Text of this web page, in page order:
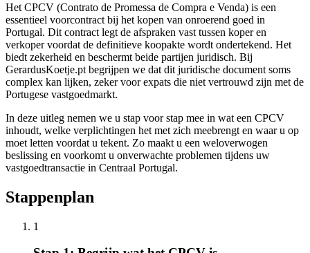
Het CPCV (Contrato de Promessa de Compra e Venda) is een
essentieel voorcontract bij het kopen van onroerend goed in
Portugal. Dit contract legt de afspraken vast tussen koper en
verkoper voordat de definitieve koopakte wordt ondertekend. Het
biedt zekerheid en beschermt beide partijen juridisch. Bij
GerardusKoetje.pt begrijpen we dat dit juridische document soms
complex kan lijken, zeker voor expats die niet vertrouwd zijn met de
Portugese vastgoedmarkt.
In deze uitleg nemen we u stap voor stap mee in wat een CPCV
inhoudt, welke verplichtingen het met zich meebrengt en waar u op
moet letten voordat u tekent. Zo maakt u een weloverwogen
beslissing en voorkomt u onverwachte problemen tijdens uw
vastgoedtransactie in Centraal Portugal.
Stappenplan
1